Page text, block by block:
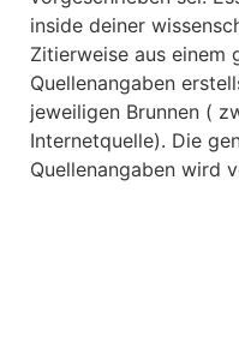
inside deiner
Zitierweise aus einem
Quellenangaben
jeweiligen Brunnen (
Internetquelle). Die
Quellenangaben wird